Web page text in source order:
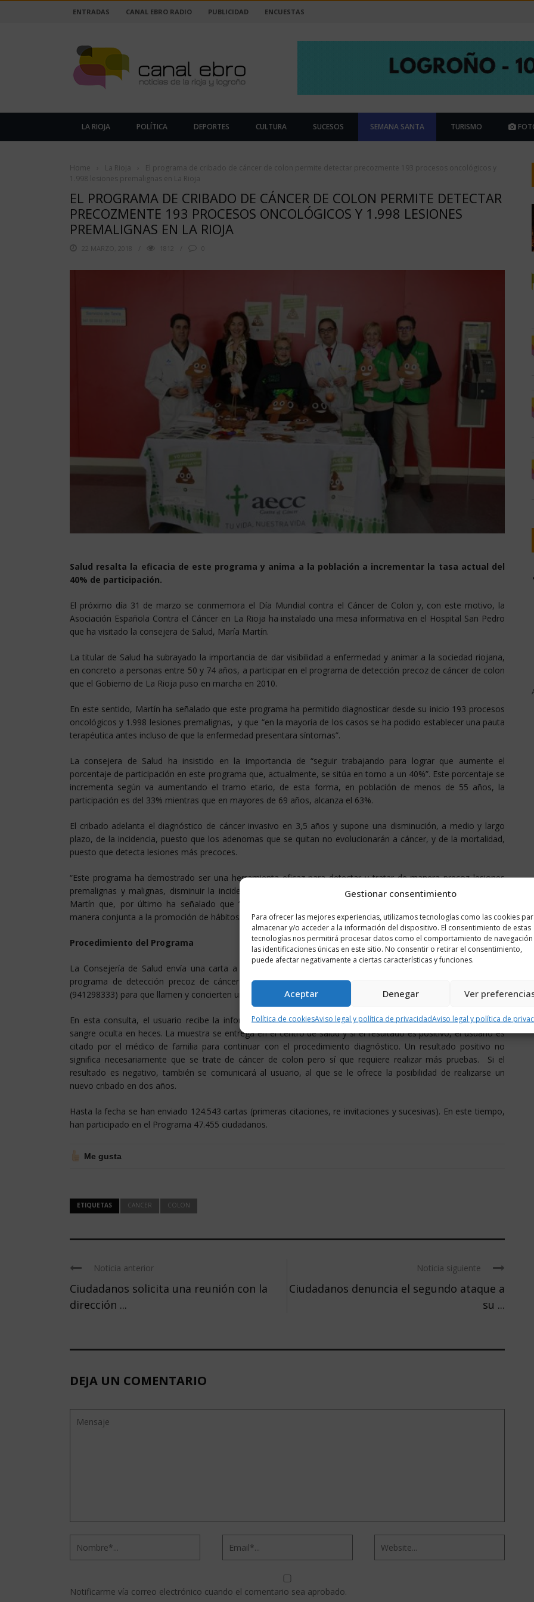
Gestionar consentimiento
Para ofrecer las mejores experiencias, utilizamos tecnologías como las cookies
almacenar y/o acceder a la información del dispositivo. El consentimiento de estas
tecnologías nos permitirá procesar datos como el comportamiento de navegación
las identificaciones únicas en este sitio. No consentir o retirar el consentimiento,
puede afectar negativamente a ciertas características y funciones.
Aceptar Denegar Ver
Política de cookiesAviso legal y política de privacidadAviso legal y política de
ENTRADAS CANAL EBRO RADIO PUBLICIDAD ENCUESTAS
LA RIOJA POLÍTICA DEPORTES CULTURA SUCESOS SEMANA SANTA TURISMO
Home La Rioja
El programa de cribado de cáncer de colon permite detectar precozmente 193 procesos oncológicos y
1.998 lesiones premalignas en La Rioja
EL PROGRAMA DE CRIBADO DE CÁNCER DE COLON PERMITE DETECTAR
PRECOZMENTE 193 PROCESOS ONCOLÓGICOS Y 1.998 LESIONES
PREMALIGNAS EN LA RIOJA
22 MARZO, 2018 1812
Salud resalta la eficacia de este programa y anima a la población a incrementar la tasa actual del
40% de participación.
El próximo día 31 de marzo se conmemora el Día Mundial contra el Cáncer de Colon y, con este motivo, la
Asociación Española Contra el Cáncer en La Rioja ha instalado una mesa informativa en el Hospital San Pedro
que ha visitado la consejera de Salud, María Martín.
La titular de Salud ha subrayado la importancia de dar visibilidad a enfermedad y animar a la sociedad riojana,
en concreto a personas entre 50 y 74 años, a participar en el programa de detección precoz de cáncer de colon
que el Gobierno de La Rioja puso en marcha en 2010.
En este sentido, Martín ha señalado que este programa ha permitido diagnosticar desde su inicio 193 procesos
oncológicos y 1.998 lesiones premalignas, y que “en la mayoría de los casos se ha podido establecer una pauta
terapéutica antes incluso de que la enfermedad presentara síntomas”.
La consejera de Salud ha insistido en la importancia de “seguir trabajando para lograr que aumente el
porcentaje de participación en este programa que, actualmente, se sitúa en torno a un 40%”. Este porcentaje se
incrementa según va aumentando el tramo etario, de esta forma, en población de menos de 55 años, la
participación es del 33% mientras que en mayores de 69 años, alcanza el 63%.
El cribado adelanta el diagnóstico de cáncer invasivo en 3,5 años y supone una disminución, a medio y largo
plazo, de la incidencia, puesto que los adenomas que se quitan no evolucionarán a cáncer, y de la mortalidad,
puesto que detecta lesiones más precoces.
“Este programa ha demostrado ser una herramienta eficaz para detectar y tratar de manera precoz lesiones
premalignas y malignas, disminuir la incidencia de este tipo de cáncer y reducir su mortalidad” ha explicado
Martín que, por último ha señalado que “estos programas de detección precoz se tienen que trabajar de
manera conjunta a la promoción de hábitos de vida saludables y la educación para la salud”.
Procedimiento del Programa
La Consejería de Salud envía una carta a los riojanos de entre 50 y 74 años invitándoles a participar en el
programa de detección precoz de cáncer de colon. En ella se les facilita el teléfono de ‘Salud Responde’
(941298333) para que llamen y concierten una cita con la consulta de enfermería de su centro.
En esta consulta, el usuario recibe la información precisa así como los kits para la prueba de detección de
sangre oculta en heces. La muestra se entrega en el centro de salud y si el resultado es positivo, el usuario es
citado por el médico de familia para continuar con el procedimiento diagnóstico. Un resultado positivo no
significa necesariamente que se trate de cáncer de colon pero sí que requiere realizar más pruebas. Si el
resultado es negativo, también se comunicará al usuario, al que se le ofrece la posibilidad de realizarse un
nuevo cribado en dos años.
Hasta la fecha se han enviado 124.543 cartas (primeras citaciones, re invitaciones y sucesivas). En este tiempo,
han participado en el Programa 47.455 ciudadanos.
Me gusta
ETIQUETAS CANCER COLON
Noticia anterior
Ciudadanos solicita una reunión con la
dirección ...
Noticia siguiente
Ciudadanos denuncia el segundo ataque a
su ...
DEJA UN COMENTARIO
Notificarme vía correo electrónico cuando el comentario sea aprobado.